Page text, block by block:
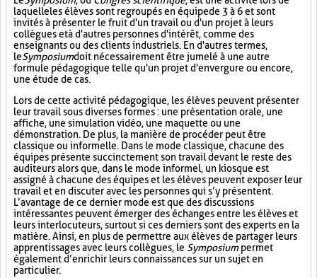
laquelle les élèves sont regroupés en équipe de 3 à 6 et sont
invités à présenter le fruit d'un travail ou d'un projet à leurs
collègues et à d'autres personnes d'intérêt, comme des
enseignants ou des clients industriels. En d'autres termes,
leSymposiumdoit nécessairement être jumelé à une autre
formule pédagogique telle qu'un projet d'envergure ou encore,
une étude de cas.
Lors de cette activité pédagogique, les élèves peuvent présenter
leur travail sous diverses formes : une présentation orale, une
affiche, une simulation vidéo, une maquette ou une
démonstration. De plus, la manière de procéder peut être
classique ou informelle. Dans le mode classique, chacune des
équipes présente succinctement son travail devant le reste des
auditeurs alors que, dans le mode informel, un kiosque est
assigné à chacune des équipes et les élèves peuvent exposer leur
travail et en discuter avec les personnes qui s’y présentent.
L’avantage de ce dernier mode est que des discussions
intéressantes peuvent émerger des échanges entre les élèves et
leurs interlocuteurs, surtout si ces derniers sont des experts en la
matière. Ainsi, en plus de permettre aux élèves de partager leurs
apprentissages avec leurs collègues, le Symposiumpermet
également d’enrichir leurs connaissances sur un sujet en
particulier.